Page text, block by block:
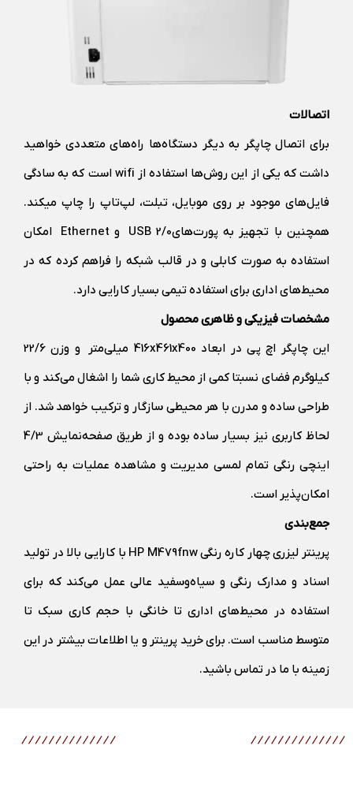
اتصالات
برای اتصال چاپگر به دیگر دستگاه‌ها راه‌های متعددی خواهید
داشت که یکی از این روش‌ها استفاده از wifi است که به سادگی
فایل‌های موجود بر روی موبایل، تبلت، لپ‌تاپ را چاپ می‎کند.
همچنین با تجهیز به پورت‌هایUSB 2/0 و Ethernet امکان
استفاده به صورت کابلی و در قالب شبکه را فراهم کرده که در
محیط‌های اداری برای استفاده تیمی بسیار کارایی دارد.
مشخصات فیزیکی و ظاهری محصول
این چاپگر اچ پی در ابعاد 416x461x400 میلی‌متر و وزن 22/6
کیلوگرم فضای نسبتا کمی از محیط کاری شما را اشغال می‌کند و با
طراحی ساده و مدرن با هر محیطی سازگار و ترکیب خواهد شد. از
لحاظ کاربری نیز بسیار ساده بوده و از طریق صفحه‌نمایش 4/3
اینچی رنگی تمام لمسی مدیریت و مشاهده عملیات به راحتی
امکان‌پذیر است.
جمع‌بندی
پرینتر لیزری چهار کاره رنگی HP M479fnw با کارایی بالا در تولید
اسناد و مدارک رنگی و سیاه‌و‌سفید عالی عمل می‌کند که برای
استفاده در محیط‌های اداری تا خانگی با حجم کاری سبک تا
متوسط مناسب است. برای خرید پرینتر و یا اطلاعات بیشتر در این
زمینه با ما در تماس باشید.
محصولات مرتبط